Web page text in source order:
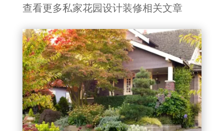
查看更多私家花园设计装修相关文章